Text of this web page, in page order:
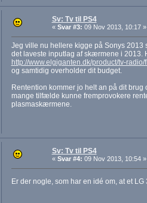
Sv: Tv til PS4
« Svar #3: 09 Nov 2013, 10:17 »
Jeg ville nu hellere kigge på Sonys
det laveste inputlag af skærmene i 2013.
http://www.elgiganten.dk/product/tv-
og samtidig overholder dit budget.
Rentention kommer jo helt an på dit
mange tilfælde kunne fremprovokere
plasmaskærmene.
Sv: Tv til PS4
« Svar #4: 09 Nov 2013, 10:54 »
Er der nogle, som har en idé om, at et